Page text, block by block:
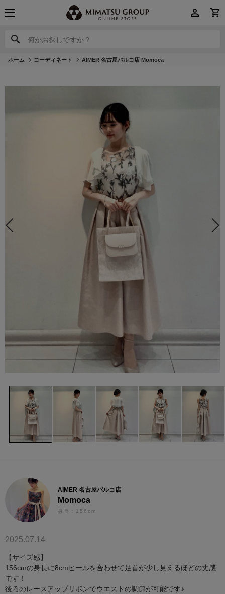
何かお探しですか？
何かお探しですか？
ホーム コーディネート AIMER 名古屋パルコ店 Momoca
AIMER 名古屋パルコ店
Momoca
身長：156cm
2025.07.14
【サイズ感】
156cmの身長に8cmヒールを合わせて足首が少し見えるほどの丈感
です！
後ろのレースアップリボンでウエストの調節が可能です♪